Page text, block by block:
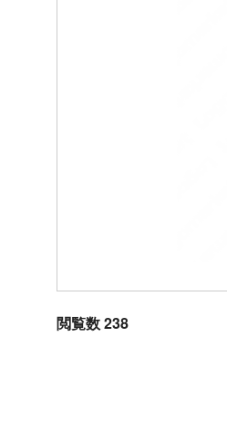
閲覧数 238